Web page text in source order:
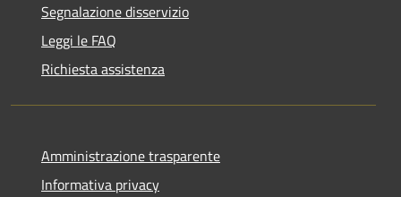
Segnalazione disservizio
Leggi le FAQ
Richiesta assistenza
Amministrazione trasparente
Informativa privacy